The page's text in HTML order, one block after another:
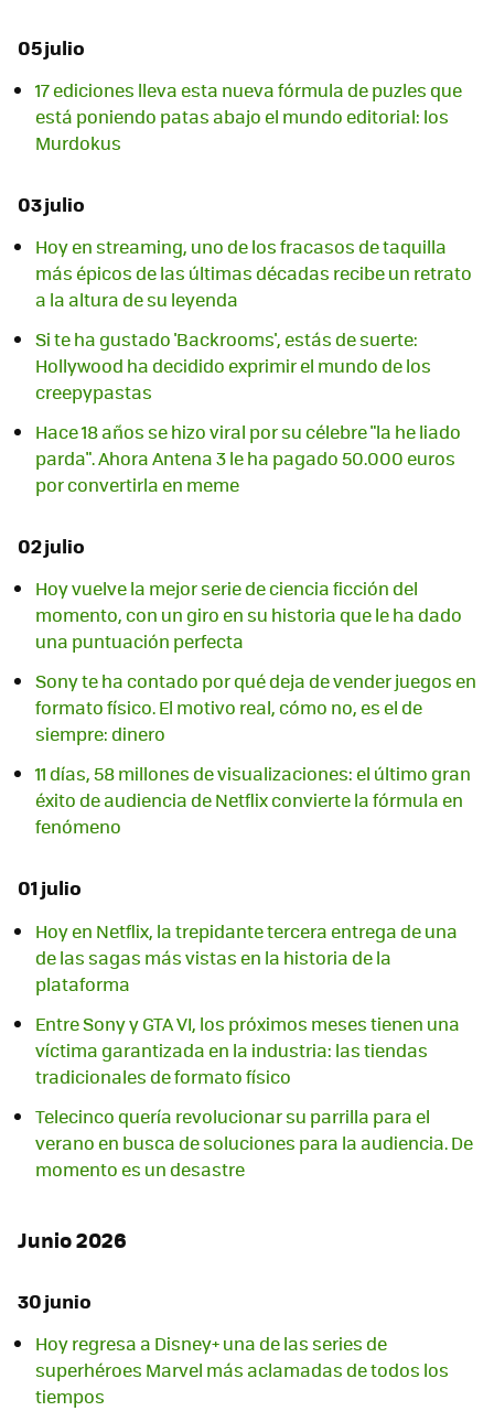
05 julio
17 ediciones lleva esta nueva fórmula de puzles que
está poniendo patas abajo el mundo editorial: los
Murdokus
03 julio
Hoy en streaming, uno de los fracasos de taquilla
más épicos de las últimas décadas recibe un retrato
a la altura de su leyenda
Si te ha gustado 'Backrooms', estás de suerte:
Hollywood ha decidido exprimir el mundo de los
creepypastas
Hace 18 años se hizo viral por su célebre "la he liado
parda". Ahora Antena 3 le ha pagado 50.000 euros
por convertirla en meme
02 julio
Hoy vuelve la mejor serie de ciencia ficción del
momento, con un giro en su historia que le ha dado
una puntuación perfecta
Sony te ha contado por qué deja de vender juegos en
formato físico. El motivo real, cómo no, es el de
siempre: dinero
11 días, 58 millones de visualizaciones: el último gran
éxito de audiencia de Netflix convierte la fórmula en
fenómeno
01 julio
Hoy en Netflix, la trepidante tercera entrega de una
de las sagas más vistas en la historia de la
plataforma
Entre Sony y GTA VI, los próximos meses tienen una
víctima garantizada en la industria: las tiendas
tradicionales de formato físico
Telecinco quería revolucionar su parrilla para el
verano en busca de soluciones para la audiencia. De
momento es un desastre
Junio 2026
30 junio
Hoy regresa a Disney+ una de las series de
superhéroes Marvel más aclamadas de todos los
tiempos